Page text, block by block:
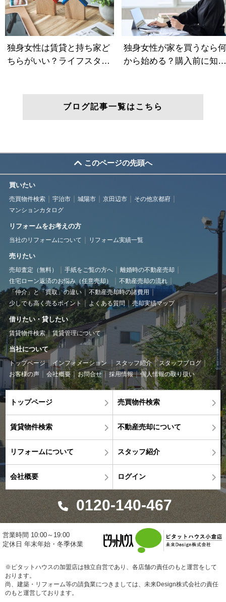
ブログ記事一覧はこちら
このページの先頭へ
買いたい
売買物件検索 宇治市 城陽市 京田辺市
その他京都府
マンションカタログ
リフォームをお考えの方
当社のリフォームについて リフォーム実績一覧
売りたい
売却査定（無料） 手紙をご覧の方へ
離婚時の不動産売却
住宅ローン返済のお悩み（任意売却）
不動産売却の流れ
「仲介」と「買取」の違い
不動産売却時の諸費用
少しでも高く売るポイント
よくある質問 売却実績マップ
借りたい・貸したい
賃貸物件検索 賃貸管理について
当社について
トップページ インフォメーション スタッフ紹介
スタッフブログ
お客様の声
会社概要 お問合せ 採用情報 個人情報の取り扱い
トップページ 売買物件検索
賃貸物件検索 不動産売却について
リフォームについて スタッフ紹介
会社概要 ログイン
0120-140-467
営業時間 10:00～19:00
定休日 年末年始・冬季休業
※ピタットハウスの加盟店は独立自営であり、各店舗の責任のもと運営をして
おります。
尚、建築・リフォーム等の請負業につきましては、未来Design株式会社の責任
のもと運営しております。